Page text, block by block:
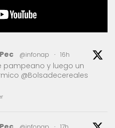
@infonap · 16h
pampeano y luego un
@Bolsadecereales